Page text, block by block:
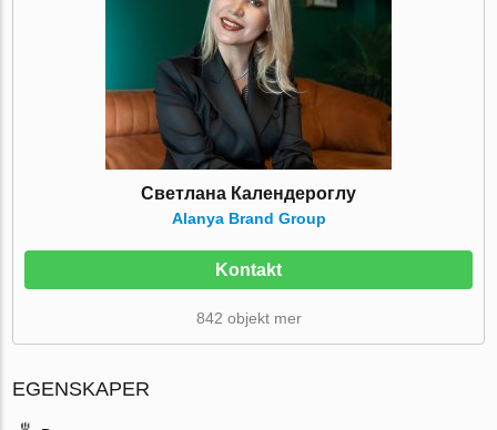
Светлана Календероглу
Alanya Brand Group
Kontakt
842 objekt mer
EGENSKAPER